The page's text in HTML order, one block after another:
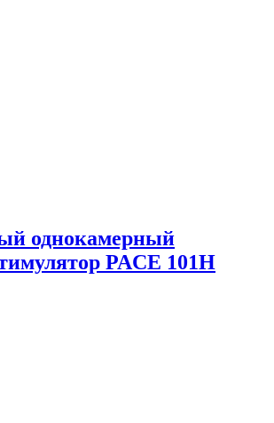
однокамерный
PACE 101Н